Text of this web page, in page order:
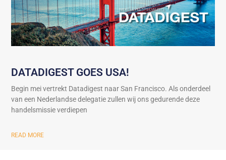
DATADIGEST GOES USA!
Begin mei vertrekt Datadigest naar San Francisco. Als onderdeel
van een Nederlandse delegatie zullen wij ons gedurende deze
handelsmissie verdiepen
READ MORE